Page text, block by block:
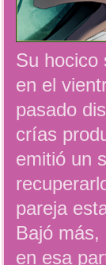
Su hocico
en el
pasado
crías
emitió un
pareja
Bajó más,
en esa